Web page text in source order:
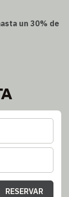
un 30% de
y huéspedes
RESERVAR